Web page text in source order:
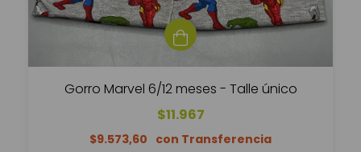
Gorro Marvel 6/12 meses - Talle único
$11.967
$9.573,60